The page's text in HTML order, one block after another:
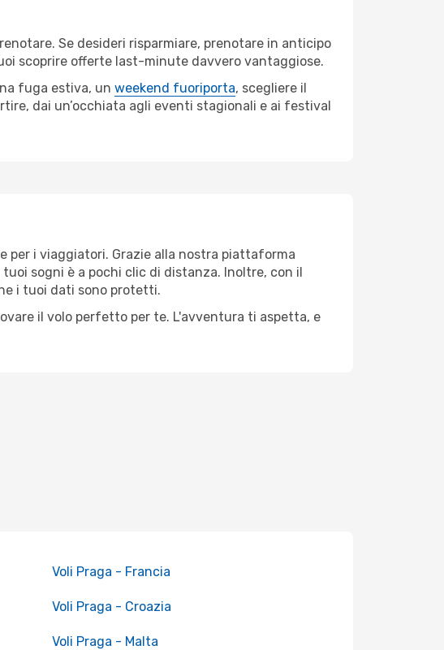
Se desideri risparmiare, prenotare in anticipo
scoprire offerte last-minute davvero vantaggiose.
fuga estiva, un weekend fuoriporta, scegliere il
dai un’occhiata agli eventi stagionali e ai festival
per i viaggiatori. Grazie alla nostra piattaforma
sogni è a pochi clic di distanza. Inoltre, con il
i tuoi dati sono protetti.
il volo perfetto per te. L'avventura ti aspetta, e
Voli Praga - Francia
Voli Praga - Croazia
Voli Praga - Malta